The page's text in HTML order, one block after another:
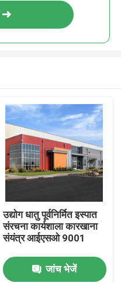
उद्योग धातु पूर्वनिर्मित इस्पात
संरचना कार्यशाला कारखाना
संयंत्र आईएसओ 9001
जांच भेजें